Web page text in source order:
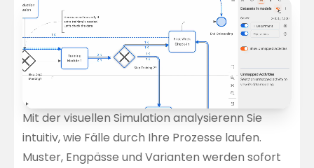
Mit der visuellen Simulation analysierenn Sie
intuitiv, wie Fälle durch Ihre Prozesse laufen.
Muster, Engpässe und Varianten werden sofort